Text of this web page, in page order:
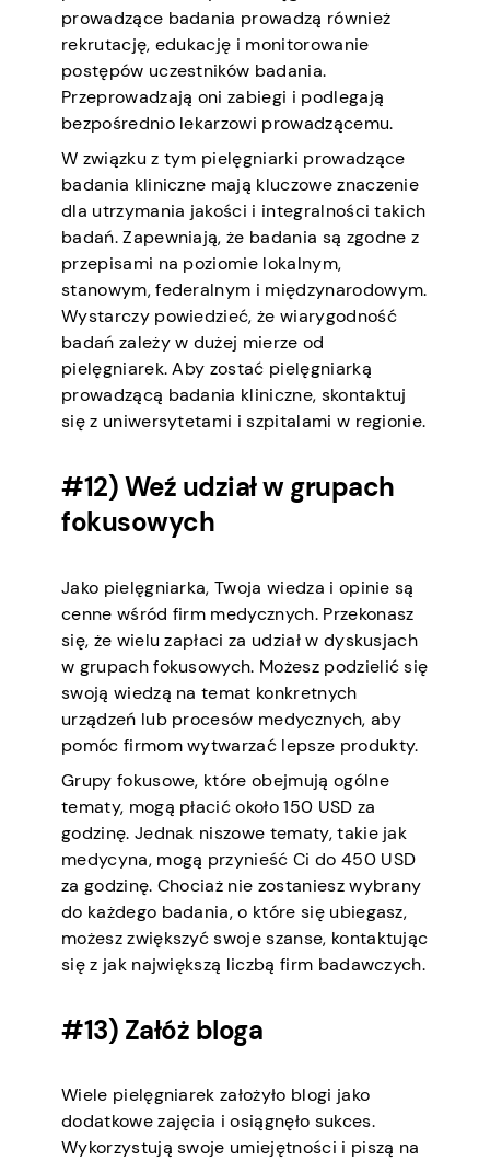
prowadzące badania prowadzą również
rekrutację, edukację i monitorowanie
postępów uczestników badania.
Przeprowadzają oni zabiegi i podlegają
bezpośrednio lekarzowi prowadzącemu.
W związku z tym pielęgniarki prowadzące
badania kliniczne mają kluczowe znaczenie
dla utrzymania jakości i integralności takich
badań. Zapewniają, że badania są zgodne z
przepisami na poziomie lokalnym,
stanowym, federalnym i międzynarodowym.
Wystarczy powiedzieć, że wiarygodność
badań zależy w dużej mierze od
pielęgniarek. Aby zostać pielęgniarką
prowadzącą badania kliniczne, skontaktuj
się z uniwersytetami i szpitalami w regionie.
#12) Weź udział w grupach
fokusowych
Jako pielęgniarka, Twoja wiedza i opinie są
cenne wśród firm medycznych. Przekonasz
się, że wielu zapłaci za udział w dyskusjach
w grupach fokusowych. Możesz podzielić się
swoją wiedzą na temat konkretnych
urządzeń lub procesów medycznych, aby
pomóc firmom wytwarzać lepsze produkty.
Grupy fokusowe, które obejmują ogólne
tematy, mogą płacić około 150 USD za
godzinę. Jednak niszowe tematy, takie jak
medycyna, mogą przynieść Ci do 450 USD
za godzinę. Chociaż nie zostaniesz wybrany
do każdego badania, o które się ubiegasz,
możesz zwiększyć swoje szanse, kontaktując
się z jak największą liczbą firm badawczych.
#13) Załóż bloga
Wiele pielęgniarek założyło blogi jako
dodatkowe zajęcia i osiągnęło sukces.
Wykorzystują swoje umiejętności i piszą na